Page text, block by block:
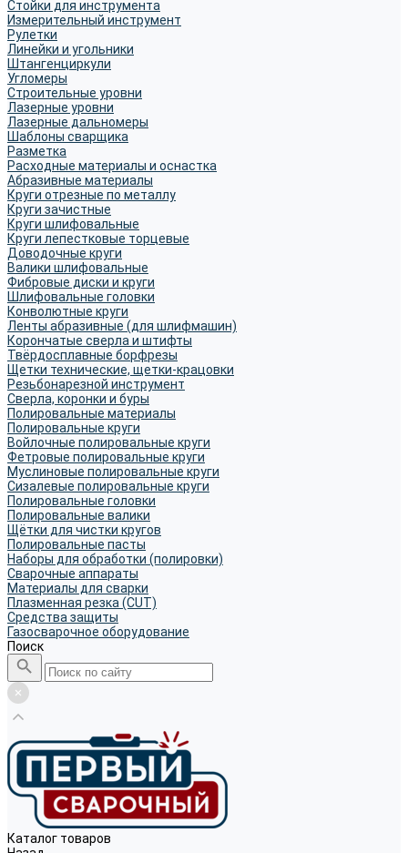
Стойки для инструмента
Измерительный инструмент
Рулетки
Линейки и угольники
Штангенциркули
Угломеры
Строительные уровни
Лазерные уровни
Лазерные дальномеры
Шаблоны сварщика
Разметка
Расходные материалы и оснастка
Абразивные материалы
Круги отрезные по металлу
Круги зачистные
Круги шлифовальные
Круги лепестковые торцевые
Доводочные круги
Валики шлифовальные
Фибровые диски и круги
Шлифовальные головки
Конволютные круги
Ленты абразивные (для шлифмашин)
Корончатые сверла и штифты
Твёрдосплавные борфрезы
Щетки технические, щетки-крацовки
Резьбонарезной инструмент
Сверла, коронки и буры
Полировальные материалы
Полировальные круги
Войлочные полировальные круги
Фетровые полировальные круги
Муслиновые полировальные круги
Cизалевые полировальные круги
Полировальные головки
Полировальные валики
Щётки для чистки кругов
Полировальные пасты
Наборы для обработки (полировки)
Сварочные аппараты
Материалы для сварки
Плазменная резка (CUT)
Средства защиты
Газосварочное оборудование
Поиск
Каталог товаров